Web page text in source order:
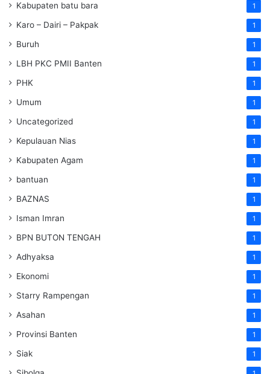
Kabupaten batu bara 1
Karo – Dairi – Pakpak 1
Buruh 1
LBH PKC PMII Banten 1
PHK 1
Umum 1
Uncategorized 1
Kepulauan Nias 1
Kabupaten Agam 1
bantuan 1
BAZNAS 1
Isman Imran 1
BPN BUTON TENGAH 1
Adhyaksa 1
Ekonomi 1
Starry Rampengan 1
Asahan 1
Provinsi Banten 1
Siak 1